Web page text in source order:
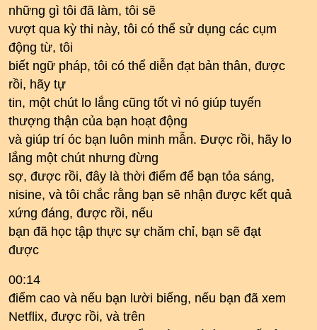
những gì tôi đã làm, tôi sẽ
vượt qua kỳ thi này, tôi có thể sử dụng các cụm
động từ, tôi
biết ngữ pháp, tôi có thể diễn đạt bản thân, được
rồi, hãy tự
tin, một chút lo lắng cũng tốt vì nó giúp tuyến
thượng thận của bạn hoạt động
và giúp trí óc bạn luôn minh mẫn. Được rồi, hãy lo
lắng một chút nhưng đừng
sợ, được rồi, đây là thời điểm để bạn tỏa sáng,
nisine, và tôi chắc rằng bạn sẽ nhận được kết quả
xứng đáng, được rồi, nếu
bạn đã học tập thực sự chăm chỉ, bạn sẽ đạt
được
00:14
điểm cao và nếu bạn lười biếng, nếu bạn đã xem
Netflix, được rồi, và trên